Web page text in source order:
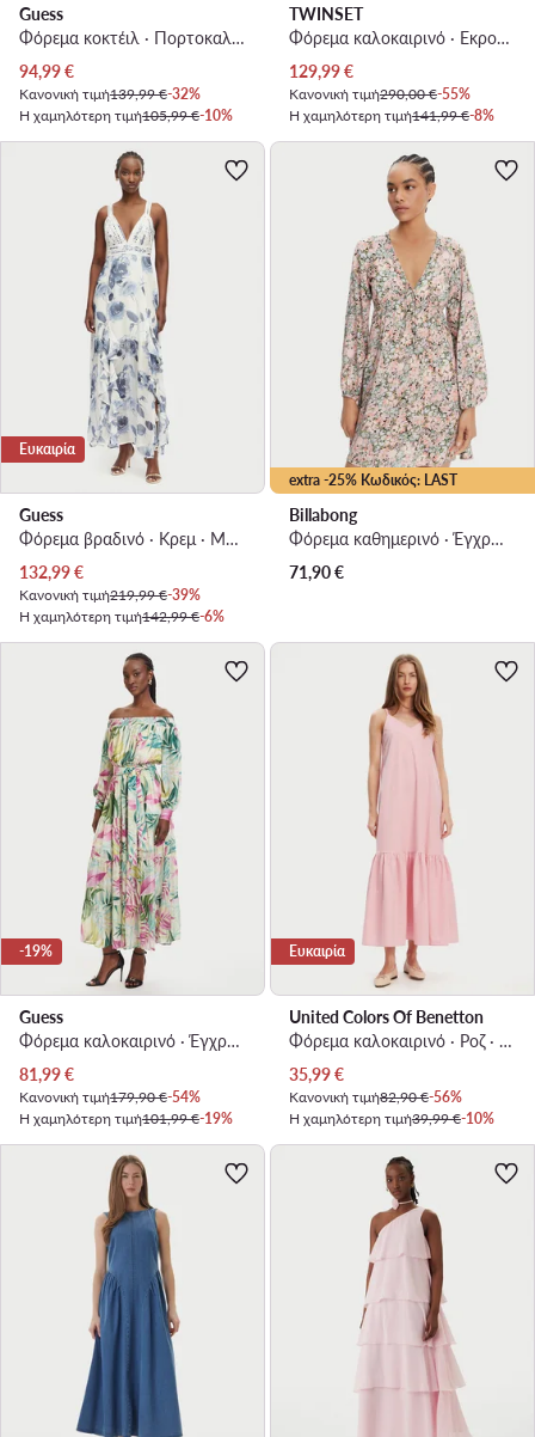
Guess
Φόρεμα κοκτέιλ · Πορτοκαλί · Mini
Τρέχουσα τιμή
94,99€
Κανονική τιμή139,99 €-32%
Η χαμηλότερη τιμή105,99 €-10%
TWINSET
Φόρεμα καλοκαιρινό · Εκρού · Midi
Τρέχουσα τιμή
129,99€
Κανονική τιμή290,00 €-55%
Η χαμηλότερη τιμή141,99 €-8%
Ευκαιρία
Guess
Φόρεμα βραδινό · Κρεμ · Maxi, Ασύμμετρο
Τρέχουσα τιμή
132,99€
Κανονική τιμή219,99 €-39%
Η χαμηλότερη τιμή142,99 €-6%
extra -25% Κωδικός: LAST
Billabong
Φόρεμα καθημερινό · Έγχρωμο · Mini
71,90€
-19%
Guess
Φόρεμα καλοκαιρινό · Έγχρωμο · Midi
Τρέχουσα τιμή
81,99€
Κανονική τιμή179,90 €-54%
Η χαμηλότερη τιμή101,99 €-19%
Ευκαιρία
United Colors Of Benetton
Φόρεμα καλοκαιρινό · Ροζ · Maxi
Τρέχουσα τιμή
35,99€
Κανονική τιμή82,90 €-56%
Η χαμηλότερη τιμή39,99 €-10%